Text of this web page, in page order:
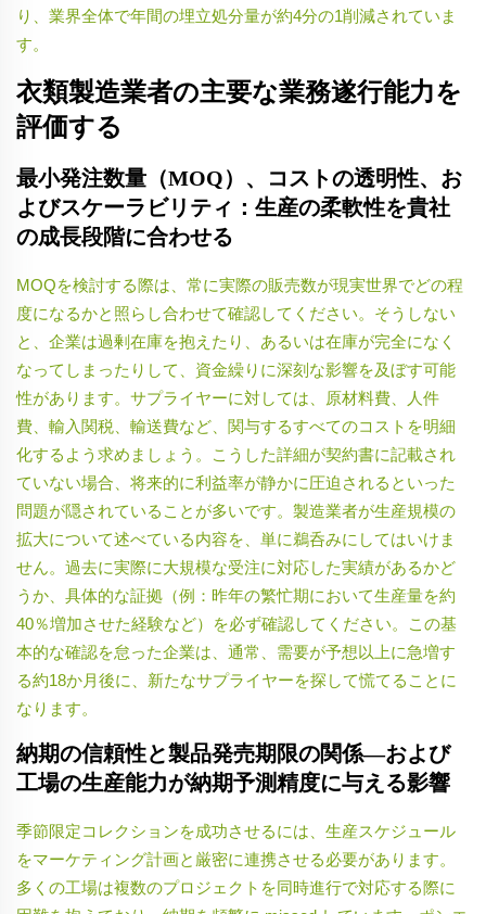
り、業界全体で年間の埋立処分量が約4分の1削減されていま
す。
衣類製造業者の主要な業務遂行能力を
評価する
最小発注数量（MOQ）、コストの透明性、お
よびスケーラビリティ：生産の柔軟性を貴社
の成長段階に合わせる
MOQを検討する際は、常に実際の販売数が現実世界でどの程
度になるかと照らし合わせて確認してください。そうしない
と、企業は過剰在庫を抱えたり、あるいは在庫が完全になく
なってしまったりして、資金繰りに深刻な影響を及ぼす可能
性があります。サプライヤーに対しては、原材料費、人件
費、輸入関税、輸送費など、関与するすべてのコストを明細
化するよう求めましょう。こうした詳細が契約書に記載され
ていない場合、将来的に利益率が静かに圧迫されるといった
問題が隠されていることが多いです。製造業者が生産規模の
拡大について述べている内容を、単に鵜呑みにしてはいけま
せん。過去に実際に大規模な受注に対応した実績があるかど
うか、具体的な証拠（例：昨年の繁忙期において生産量を約
40％増加させた経験など）を必ず確認してください。この基
本的な確認を怠った企業は、通常、需要が予想以上に急増す
る約18か月後に、新たなサプライヤーを探して慌てることに
なります。
納期の信頼性と製品発売期限の関係―および
工場の生産能力が納期予測精度に与える影響
季節限定コレクションを成功させるには、生産スケジュール
をマーケティング計画と厳密に連携させる必要があります。
多くの工場は複数のプロジェクトを同時進行で対応する際に